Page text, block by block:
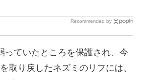
Recommended by
っていたところを保護され、今
取り戻したネズミのリフには、